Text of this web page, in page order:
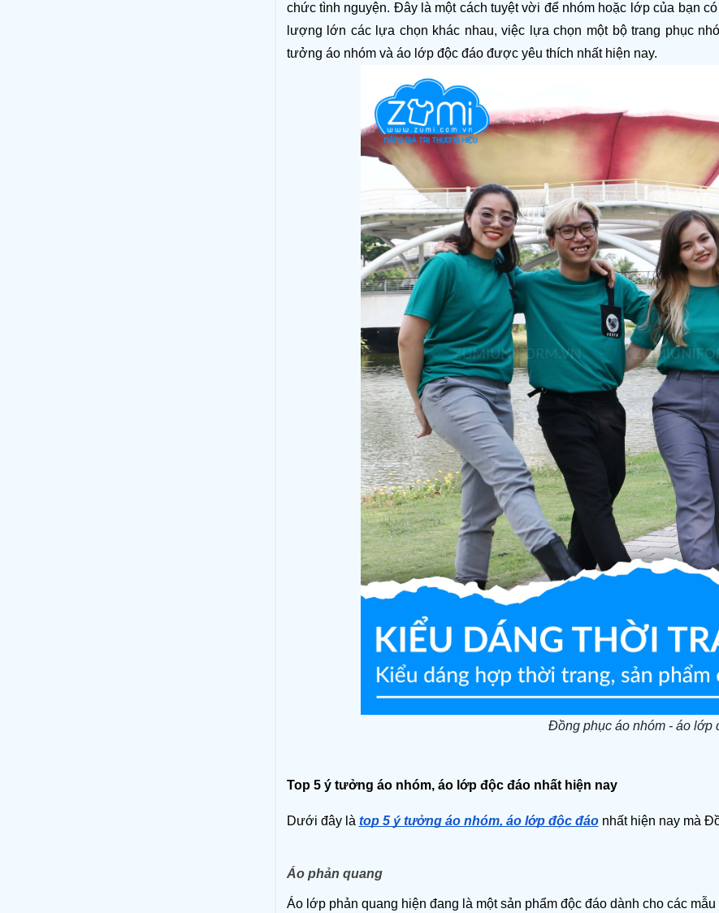
chức tình nguyện. Đây là một cách tuyệt vời để nhóm hoặc lớp của bạn
lượng lớn các lựa chọn khác nhau, việc lựa chọn một bộ trang phục
tưởng áo nhóm và áo lớp độc đáo được yêu thích nhất hiện nay.
Đồng phục áo nhóm - áo lớp
Top 5 ý tưởng áo nhóm, áo lớp độc đáo nhất hiện nay
Dưới đây là top 5 ý tưởng áo nhóm, áo lớp độc đáo nhất hiện nay mà
Áo phản quang
Áo lớp phản quang hiện đang là một sản phẩm độc đáo dành cho các